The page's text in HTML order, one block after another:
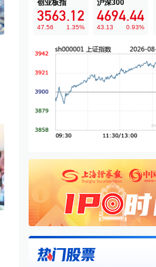
创业板指
3563.12
47.56 1.35%
沪深300
4694.44
43.13 0.93%